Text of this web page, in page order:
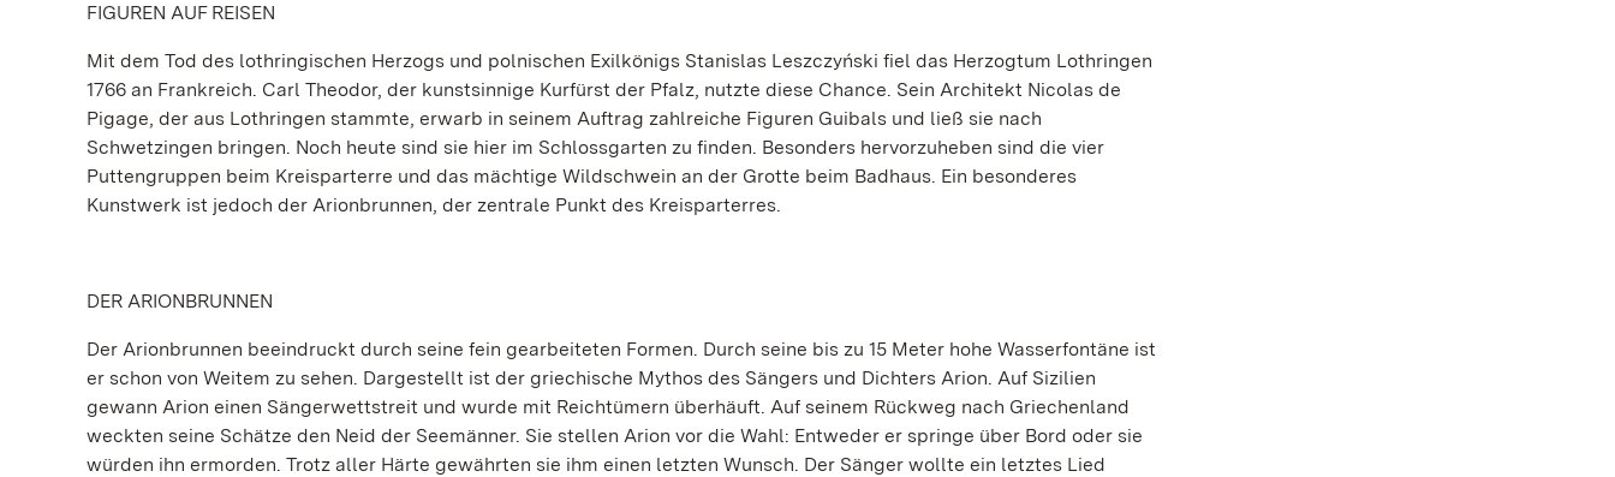
FIGUREN AUF REISEN
Mit dem Tod des lothringischen Herzogs und polnischen Exilkönigs Stanislas Leszczyński fiel das Herzogtum Lothringen
1766 an Frankreich. Carl Theodor, der kunstsinnige Kurfürst der Pfalz, nutzte diese Chance. Sein Architekt Nicolas de
Pigage, der aus Lothringen stammte, erwarb in seinem Auftrag zahlreiche Figuren Guibals und ließ sie nach
Schwetzingen bringen. Noch heute sind sie hier im Schlossgarten zu finden. Besonders hervorzuheben sind die vier
Puttengruppen beim Kreisparterre und das mächtige Wildschwein an der Grotte beim Badhaus. Ein besonderes
Kunstwerk ist jedoch der Arionbrunnen, der zentrale Punkt des Kreisparterres.
DER ARIONBRUNNEN
Der Arionbrunnen beeindruckt durch seine fein gearbeiteten Formen. Durch seine bis zu 15 Meter hohe Wasserfontäne ist
er schon von Weitem zu sehen. Dargestellt ist der griechische Mythos des Sängers und Dichters Arion. Auf Sizilien
gewann Arion einen Sängerwettstreit und wurde mit Reichtümern überhäuft. Auf seinem Rückweg nach Griechenland
weckten seine Schätze den Neid der Seemänner. Sie stellen Arion vor die Wahl: Entweder er springe über Bord oder sie
würden ihn ermorden. Trotz aller Härte gewährten sie ihm einen letzten Wunsch. Der Sänger wollte ein letztes Lied